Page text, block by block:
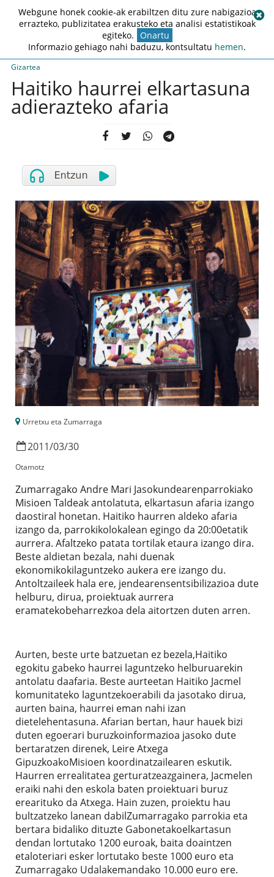
Gizartea
Haitiko haurrei elkartasuna
adierazteko afaria
Urretxu eta Zumarraga
2011/03/30
Otamotz
Zumarragako Andre Mari Jasokundearenparrokiako
Misioen Taldeak antolatuta, elkartasun afaria izango
daostiral honetan. Haitiko haurren aldeko afaria
izango da, parrokikolokalean egingo da 20:00etatik
aurrera. Afaltzeko patata tortilak etaura izango dira.
Beste aldietan bezala, nahi duenak
ekonomikokilaguntzeko aukera ere izango du.
Antoltzaileek hala ere, jendearensentsibilizazioa dute
helburu, dirua, proiektuak aurrera
eramatekobeharrezkoa dela aitortzen duten arren.
Aurten, beste urte batzuetan ez bezela,Haitiko
egokitu gabeko haurrei laguntzeko helburuarekin
antolatu daafaria. Beste aurteetan Haitiko Jacmel
komunitateko laguntzekoerabili da jasotako dirua,
aurten baina, haurrei eman nahi izan
dietelehentasuna. Afarian bertan, haur hauek bizi
duten egoerari buruzkoinformazioa jasoko dute
bertaratzen direnek, Leire Atxega
GipuzkoakoMisioen koordinatzailearen eskutik.
Haurren errealitatea gerturatzeazgainera, Jacmelen
eraiki nahi den eskola baten proiektuari buruz
erearituko da Atxega. Hain zuzen, proiektu hau
bultzatzeko lanean dabilZumarragako parrokia eta
bertara bidaliko dituzte Gabonetakoelkartasun
dendan lortutako 1200 euroak, baita doaintzen
etaloteriari esker lortutako beste 1000 euro eta
Zumarragako Udalakemandako 10.000 euro ere.
Webgune honek cookie-ak erabiltzen ditu zure nabigazioa
errazteko, publizitatea erakusteko eta analisi estatistikoak
egiteko. Onartu
Informazio gehiago nahi baduzu, kontsultatu hemen.